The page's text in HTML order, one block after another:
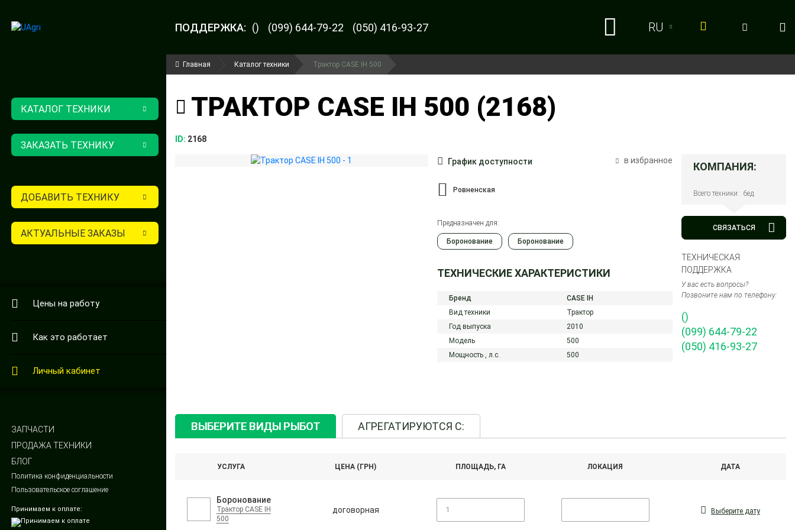
ПОДДЕРЖКА: () (099) 644-79-22 (050) 416-93-27
RU
КАТАЛОГ ТЕХНИКИ
ЗАКАЗАТЬ ТЕХНИКУ
ДОБАВИТЬ ТЕХНИКУ
АКТУАЛЬНЫЕ ЗАКАЗЫ
Цены на работу
Как это работает
Личный кабинет
ЗАПЧАСТИ
ПРОДАЖА ТЕХНИКИ
БЛОГ
Политика конфиденциальности
Пользовательское соглашение
Принимаем к оплате:
Главная Каталог техники Трактор CASE IH 500
ТРАКТОР CASE IH 500 (2168)
ID: 2168
График доступности в избранное
Ровненская
Предназначен для:
Боронование Боронование
ТЕХНИЧЕСКИЕ ХАРАКТЕРИСТИКИ
Бренд
CASE IH
Вид техники
Трактор
Год выпуска
2010
Модель
500
Мощность , л.с. 500
КОМПАНИЯ:
Всего техники : 6ед.
СВЯЗАТЬСЯ
ТЕХНИЧЕСКАЯ
ПОДДЕРЖКА
У вас есть вопросы?
Позвоните нам по телефону:
()
(099) 644-79-22
(050) 416-93-27
ВЫБЕРИТЕ ВИДЫ РЫБОТ АГРЕГАТИРУЮТСЯ С:
УСЛУГА ЦЕНА (ГРН) ПЛОЩАДЬ, ГА ЛОКАЦИЯ ДАТА
Боронование
Трактор CASE IH
500
договорная Выберите дату